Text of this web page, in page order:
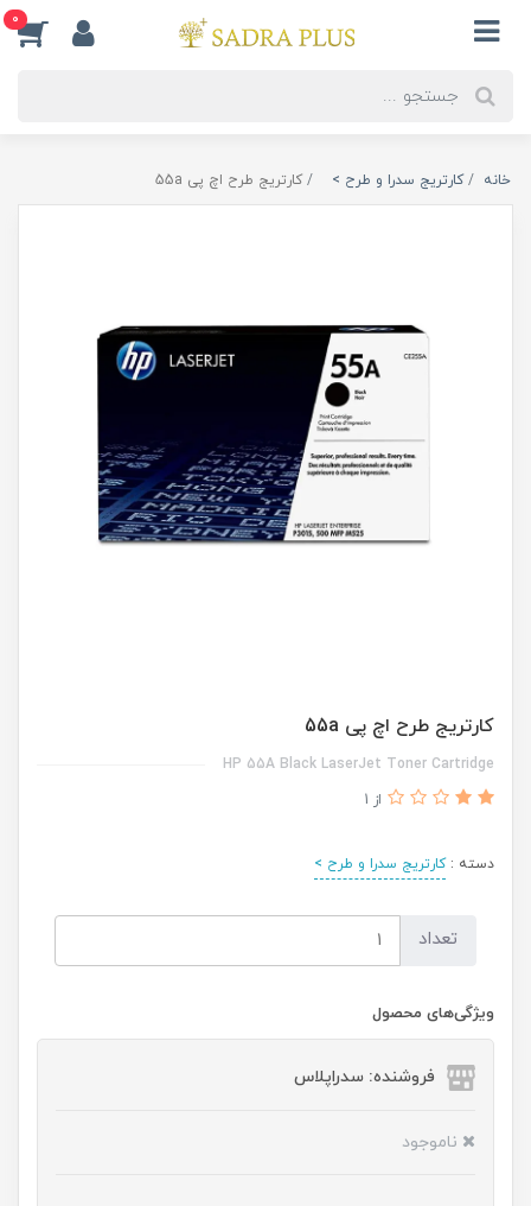
0
خانه کارتریج سدرا و طرح > کارتریج طرح اچ پی 55a
کارتریج طرح اچ پی 55a
HP 55A Black LaserJet Toner Cartridge
از 1
دسته :کارتریج سدرا و طرح >
تعداد
ویژگی‌های محصول
فروشنده: سدراپلاس
ناموجود